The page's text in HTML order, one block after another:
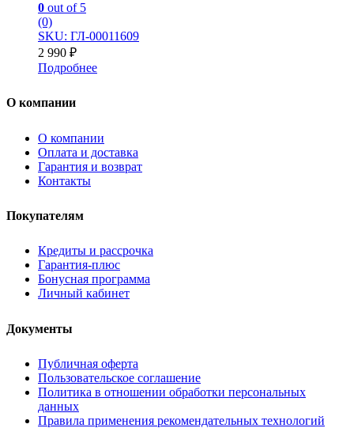
0 out of 5
(0)
SKU: ГЛ-00011609
2 990 ₽
Подробнее
О компании
О компании
Оплата и доставка
Гарантия и возврат
Контакты
Покупателям
Кредиты и рассрочка
Гарантия-плюс
Бонусная программа
Личный кабинет
Документы
Публичная оферта
Пользовательское соглашение
Политика в отношении обработки персональных
данных
Правила применения рекомендательных технологий